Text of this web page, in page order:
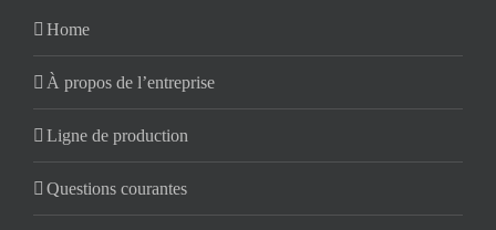
Home
À propos de l’entreprise
Ligne de production
Questions courantes